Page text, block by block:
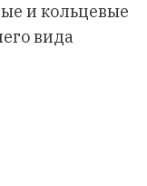
и кольцевые
вида